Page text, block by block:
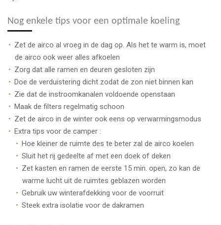
Nog enkele tips voor een optimale koeling
Zet de airco al vroeg in de dag op. Als het te warm is, moet
de airco ook weer alles afkoelen
Zorg dat alle ramen en deuren gesloten zijn
Doe de verduistering dicht zodat de zon niet binnen kan
Zie dat de instroomkanalen voldoende openstaan
Maak de filters regelmatig schoon
Zet de airco in de winter ook eens op verwarmingsmodus
Extra tips voor de camper :
Hoe kleiner de ruimte des te beter zal de airco koelen
Sluit het rij gedeelte af met een doek of deken
Zet kasten en ramen de eerste 15 min. open, zo kan de
warme lucht uit de ruimtes geblazen worden
Gebruik uw winterafdekking voor de voorruit
Steek extra isolatie voor de dakramen